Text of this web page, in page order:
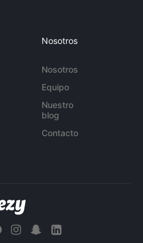
Nosotros
Nosotros
Equipo
Nuestro
blog
Contacto